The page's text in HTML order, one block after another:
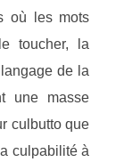
où les mots
toucher, la
de la
une masse
culbutto que
culpabilité à